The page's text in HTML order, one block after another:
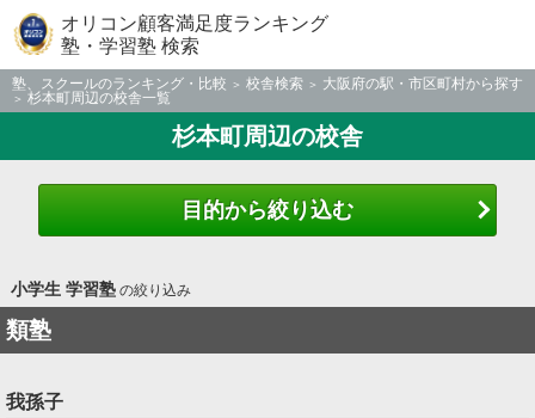
オリコン顧客満足度ランキング
塾・学習塾 検索
塾、スクールのランキング・比較 校舎検索
大阪府の駅・市区町村から探す
杉本町周辺の校舎一覧
杉本町周辺の校舎
目的から絞り込む
小学生 学習塾の絞り込み
類塾
我孫子